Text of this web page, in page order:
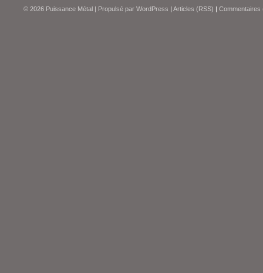
© 2026 Puissance Métal | Propulsé par WordPress | Articles (RSS) | Commentaires